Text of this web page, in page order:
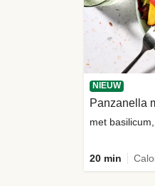
NIEUW
Panzanella
met
20 min